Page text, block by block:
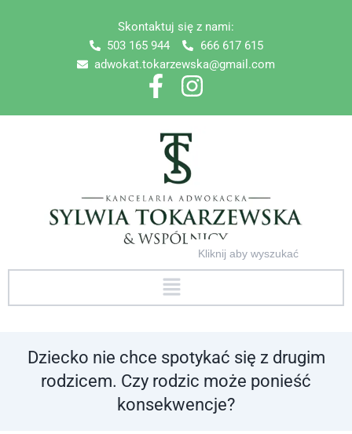
Skontaktuj się z nami:
503 165 944
666 617 615
adwokat.tokarzewska@gmail.com
Menu
Search
for:
Dziecko nie chce spotykać się z drugim
rodzicem. Czy rodzic może ponieść
konsekwencje?